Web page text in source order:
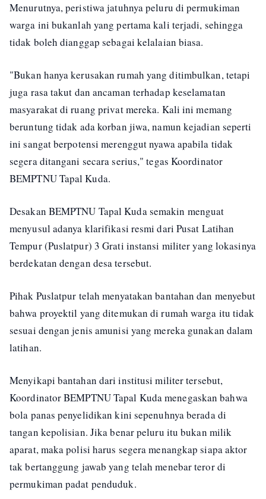
Menurutnya, peristiwa jatuhnya peluru di permukiman
warga ini bukanlah yang pertama kali terjadi, sehingga
tidak boleh dianggap sebagai kelalaian biasa.
"Bukan hanya kerusakan rumah yang ditimbulkan, tetapi
juga rasa takut dan ancaman terhadap keselamatan
masyarakat di ruang privat mereka. Kali ini memang
beruntung tidak ada korban jiwa, namun kejadian seperti
ini sangat berpotensi merenggut nyawa apabila tidak
segera ditangani secara serius," tegas Koordinator
BEMPTNU Tapal Kuda.
Desakan BEMPTNU Tapal Kuda semakin menguat
menyusul adanya klarifikasi resmi dari Pusat Latihan
Tempur (Puslatpur) 3 Grati instansi militer yang lokasinya
berdekatan dengan desa tersebut.
Pihak Puslatpur telah menyatakan bantahan dan menyebut
bahwa proyektil yang ditemukan di rumah warga itu tidak
sesuai dengan jenis amunisi yang mereka gunakan dalam
latihan.
Menyikapi bantahan dari institusi militer tersebut,
Koordinator BEMPTNU Tapal Kuda menegaskan bahwa
bola panas penyelidikan kini sepenuhnya berada di
tangan kepolisian. Jika benar peluru itu bukan milik
aparat, maka polisi harus segera menangkap siapa aktor
tak bertanggung jawab yang telah menebar teror di
permukiman padat penduduk.